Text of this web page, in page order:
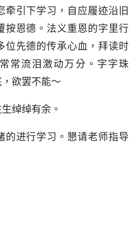
牵引下学习，自应履迹沿旧
按恩德。法义重恩的字里行
位先德的传承心血，拜读时
常流泪激动万分。字字珠
欲罢不能～
绰绰有余。
的进行学习。懇请老师指导